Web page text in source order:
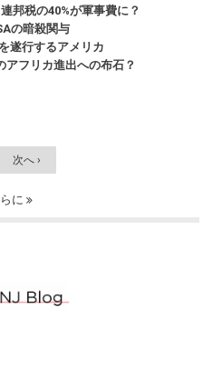
邦税の40%が軍事費に？
の暗殺関与
遂行するアメリカ
アフリカ進出への布石？
次へ ›
に